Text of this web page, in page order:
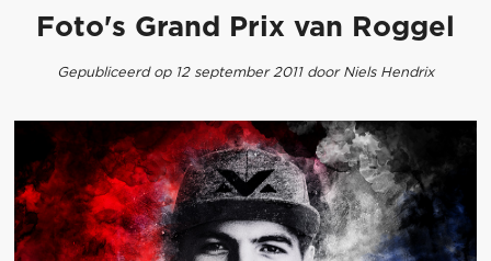
Foto's Grand Prix van Roggel
Gepubliceerd op 12 september 2011 door Niels Hendrix